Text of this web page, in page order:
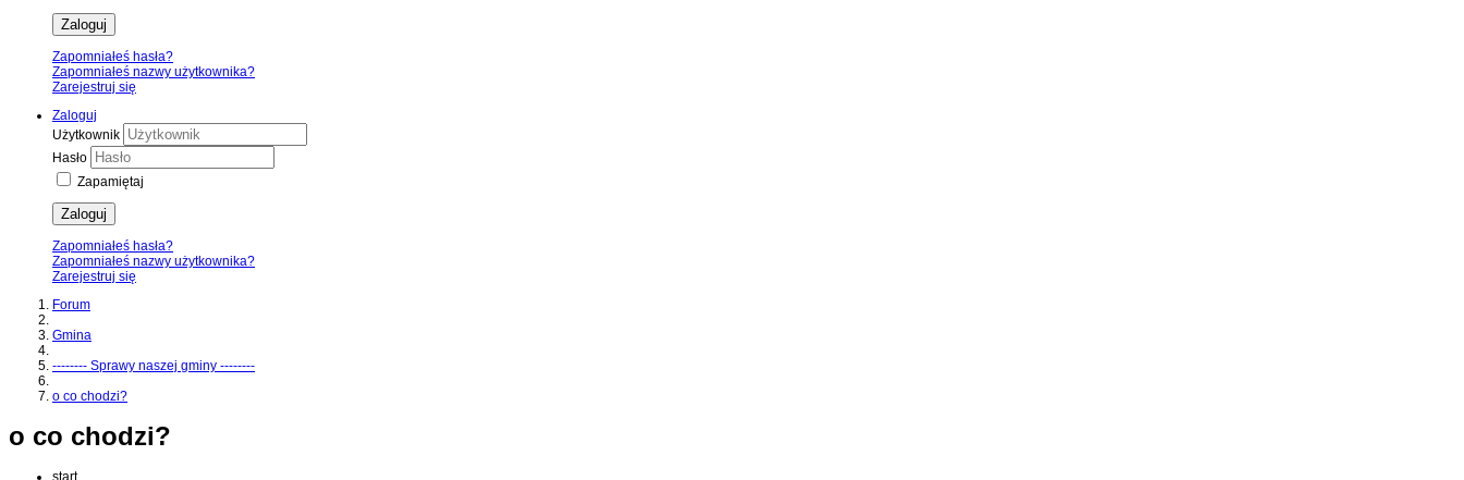
Zaloguj
Zapomniałeś hasła?
Zapomniałeś nazwy użytkownika?
Zarejestruj się
Zaloguj
Użytkownik
Hasło
Zapamiętaj
Zaloguj
Zapomniałeś hasła?
Zapomniałeś nazwy użytkownika?
Zarejestruj się
Forum
Gmina
-------- Sprawy naszej gminy --------
o co chodzi?
o co chodzi?
start